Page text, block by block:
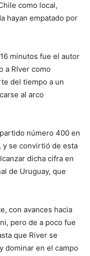
como local,
hayan empatado por
minutos fue el autor
a RIver como
del tiempo a un
al arco
número 400 en
y se convirtió de esta
dicha cifra en
de Uruguay, que
con avances hacia
pero de a poco fue
que River se
dominar en el campo